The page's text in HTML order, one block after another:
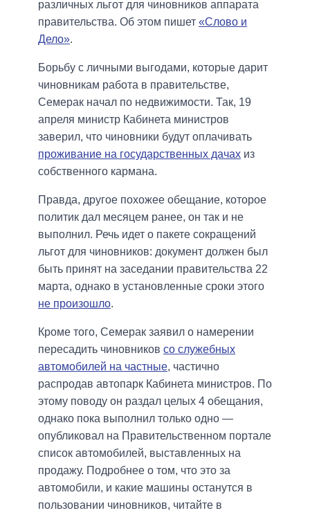
различных льгот для чиновников аппарата
правительства. Об этом пишет «Слово и
Дело».
Борьбу с личными выгодами, которые дарит
чиновникам работа в правительстве,
Семерак начал по недвижимости. Так, 19
апреля министр Кабинета министров
заверил, что чиновники будут оплачивать
проживание на государственных дачах из
собственного кармана.
Правда, другое похожее обещание, которое
политик дал месяцем ранее, он так и не
выполнил. Речь идет о пакете сокращений
льгот для чиновников: документ должен был
быть принят на заседании правительства 22
марта, однако в установленные сроки этого
не произошло.
Кроме того, Семерак заявил о намерении
пересадить чиновников со служебных
автомобилей на частные, частично
распродав автопарк Кабинета министров. По
этому поводу он раздал целых 4 обещания,
однако пока выполнил только одно —
опубликовал на Правительственном портале
список автомобилей, выставленных на
продажу. Подробнее о том, что это за
автомобили, и какие машины останутся в
пользовании чиновников, читайте в